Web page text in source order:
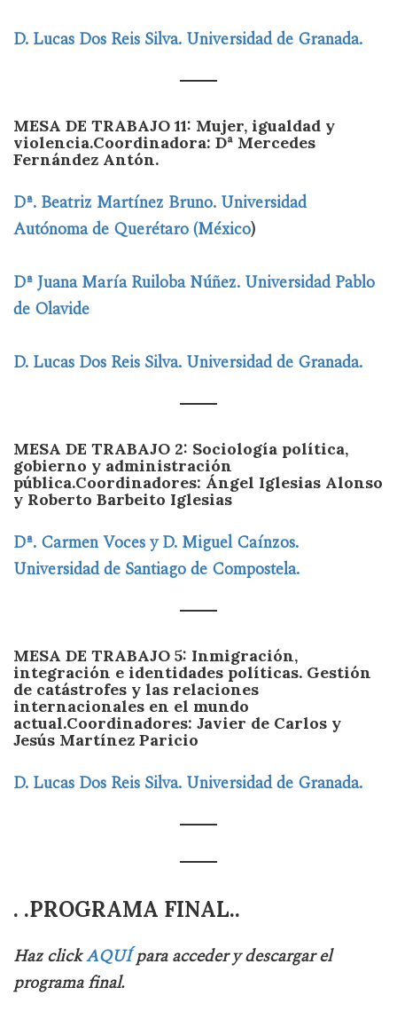
D. Lucas Dos Reis Silva. Universidad de Granada.
MESA DE TRABAJO 11: Mujer, igualdad y
violencia.Coordinadora: Dª Mercedes
Fernández Antón.
Dª. Beatriz Martínez Bruno. Universidad
Autónoma de Querétaro (México)
Dª Juana María Ruiloba Núñez. Universidad Pablo
de Olavide
D. Lucas Dos Reis Silva. Universidad de Granada.
MESA DE TRABAJO 2: Sociología política,
gobierno y administración
pública.Coordinadores: Ángel Iglesias Alonso
y Roberto Barbeito Iglesias
Dª. Carmen Voces y D. Miguel Caínzos.
Universidad de Santiago de Compostela.
MESA DE TRABAJO 5: Inmigración,
integración e identidades políticas. Gestión
de catástrofes y las relaciones
internacionales en el mundo
actual.Coordinadores: Javier de Carlos y
Jesús Martínez Paricio
D. Lucas Dos Reis Silva. Universidad de Granada.
. .PROGRAMA FINAL..
Haz clickAQUÍpara acceder y descargar el
programa final.